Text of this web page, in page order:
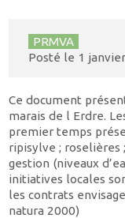
PRMVA
Posté le 1
Ce document
marais de l Erdre.
premier temps
ripisylve ; roselières
gestion (niveaux
initiatives locales
les contrats
natura 2000)